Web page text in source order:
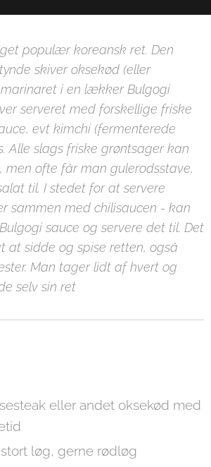
populær koreansk ret. Den
skiver oksekød (eller
i en lækker Bulgogi
serveret med forskellige friske
evt kimchi (fermenterede
Alle slags friske grøntsager kan
men ofte får man gulerodsstave,
til. I stedet for at servere
sammen med chilisaucen - kan
sauce og servere det til. Det
at sidde og spise retten, også
Man tager lidt af hvert og
selv sin ret
eller andet oksekød med
løg, gerne rødløg